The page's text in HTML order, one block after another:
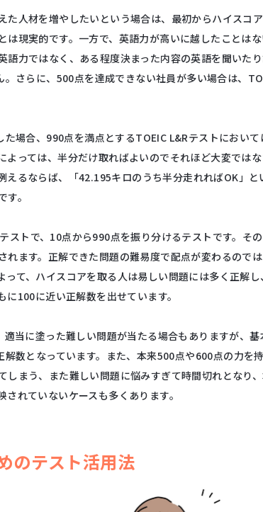
た人材を増やしたいという場合は、最初からハイス
は現実的です。一方で、英語力が高いに越したことは
語力ではなく、ある程度決まった内容の英語を聞いた
さらに、500点を達成できない社員が多い場合は、
場合、990点を満点とするTOEIC L&Rテストにおい
よっては、半分だけ取ればよいのでそれほど大変では
えるならば、「42.195キロのうち半分走れればOK」
。
ストで、10点から990点を振り分けるテストです。そ
れます。正解できた問題の難易度で配点が変わるので
って、ハイスコアを取る人は易しい問題には多く正解
に100に近い正解数を出せています。
当に塗った難しい問題が当たる場合もありますが、
数となっています。また、本来500点や600点の力を
しまう、また難しい問題に悩みすぎて時間切れとなり
れていないケースも多くあります。
のテスト活用法